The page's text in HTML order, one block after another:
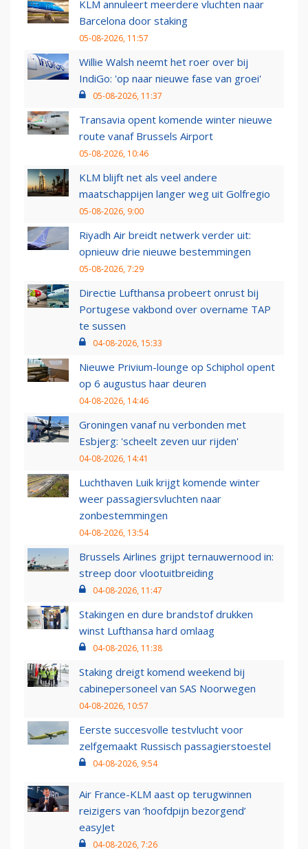
KLM annuleert meerdere vluchten naar
Barcelona door staking
05-08-2026, 11:57
Willie Walsh neemt het roer over bij
IndiGo: 'op naar nieuwe fase van groei'
05-08-2026, 11:37
Transavia opent komende winter nieuwe
route vanaf Brussels Airport
05-08-2026, 10:46
KLM blijft net als veel andere
maatschappijen langer weg uit Golfregio
05-08-2026, 9:00
Riyadh Air breidt netwerk verder uit:
opnieuw drie nieuwe bestemmingen
05-08-2026, 7:29
Directie Lufthansa probeert onrust bij
Portugese vakbond over overname TAP
te sussen
04-08-2026, 15:33
Nieuwe Privium-lounge op Schiphol opent
op 6 augustus haar deuren
04-08-2026, 14:46
Groningen vanaf nu verbonden met
Esbjerg: 'scheelt zeven uur rijden'
04-08-2026, 14:41
Luchthaven Luik krijgt komende winter
weer passagiersvluchten naar
zonbestemmingen
04-08-2026, 13:54
Brussels Airlines grijpt ternauwernood in:
streep door vlootuitbreiding
04-08-2026, 11:47
Stakingen en dure brandstof drukken
winst Lufthansa hard omlaag
04-08-2026, 11:38
Staking dreigt komend weekend bij
cabinepersoneel van SAS Noorwegen
04-08-2026, 10:57
Eerste succesvolle testvlucht voor
zelfgemaakt Russisch passagierstoestel
04-08-2026, 9:54
Air France-KLM aast op terugwinnen
reizigers van ‘hoofdpijn bezorgend’
easyJet
04-08-2026, 7:26